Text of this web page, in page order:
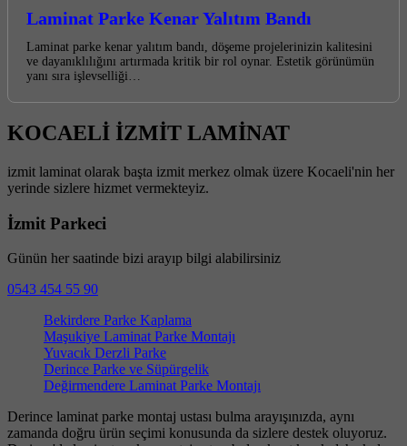
Laminat Parke Kenar Yalıtım Bandı
Laminat parke kenar yalıtım bandı, döşeme projelerinizin kalitesini
ve dayanıklılığını artırmada kritik bir rol oynar. Estetik görünümün
yanı sıra işlevselliği…
KOCAELİ İZMİT LAMİNAT
izmit laminat olarak başta izmit merkez olmak üzere Kocaeli'nin her
yerinde sizlere hizmet vermekteyiz.
İzmit Parkeci
Günün her saatinde bizi arayıp bilgi alabilirsiniz
0543 454 55 90
Bekirdere Parke Kaplama
Maşukiye Laminat Parke Montajı
Yuvacık Derzli Parke
Derince Parke ve Süpürgelik
Değirmendere Laminat Parke Montajı
Derince laminat parke montaj ustası bulma arayışınızda, aynı
zamanda doğru ürün seçimi konusunda da sizlere destek oluyoruz.